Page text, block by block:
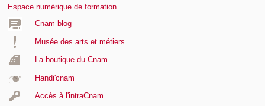
Espace numérique de formation
Cnam blog
Musée des arts et métiers
La boutique du Cnam
Handi'cnam
Accès à l'intraCnam